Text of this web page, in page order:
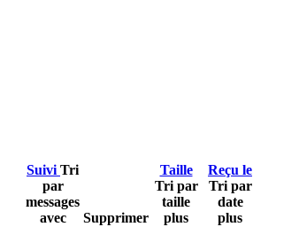
Suivi Tri
par
messages
avec
Supprimer
Taille
Tri par
taille
plus
Reçu le
Tri par
date
plus